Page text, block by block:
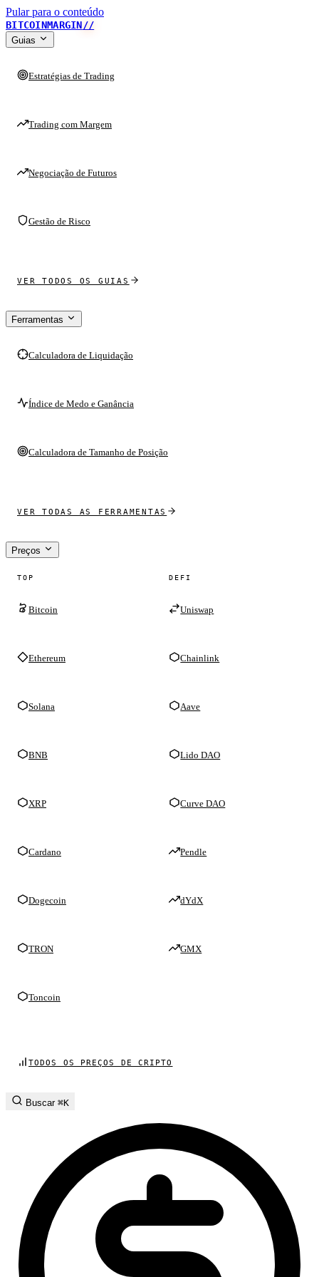
Pular para o conteúdo
BITCOINMARGIN//
Guias
Estratégias de Trading
Trading com Margem
Negociação de Futuros
Gestão de Risco
VER TODOS OS GUIAS
Ferramentas
Calculadora de Liquidação
Índice de Medo e Ganância
Calculadora de Tamanho de Posição
VER TODAS AS FERRAMENTAS
Preços
TOP
Bitcoin
Ethereum
Solana
BNB
XRP
Cardano
Dogecoin
TRON
Toncoin
DEFI
Uniswap
Chainlink
Aave
Lido DAO
Curve DAO
Pendle
dYdX
GMX
TODOS OS PREÇOS DE CRIPTO
Buscar ⌘K